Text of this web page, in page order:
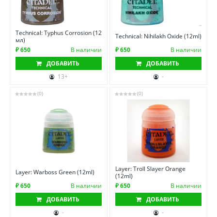
Technical: Typhus Corrosion (12
мл)
₽ 650
В наличии
ДОБАВИТЬ
13+
Technical: Nihilakh Oxide (12ml)
₽ 650
В наличии
ДОБАВИТЬ
-
(0)
Layer: Warboss Green (12ml)
₽ 650
В наличии
ДОБАВИТЬ
-
(0)
Layer: Troll Slayer Orange
(12ml)
₽ 650
В наличии
ДОБАВИТЬ
-